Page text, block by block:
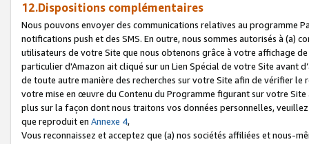
12.Dispositions complémentaires
Nous pouvons envoyer des communications relatives au programme
notifications push et des SMS. En outre, nous sommes autorisés à
utilisateurs de votre Site que nous obtenons grâce à votre affichage
particulier d'Amazon ait cliqué sur un Lien Spécial de votre Site avant
de toute autre manière des recherches sur votre Site afin de vérifier
votre mise en œuvre du Contenu du Programme figurant sur votre
plus sur la façon dont nous traitons vos données personnelles,
que reproduit en Annexe 4,
Vous reconnaissez et acceptez que (a) nos sociétés affiliées et nous-